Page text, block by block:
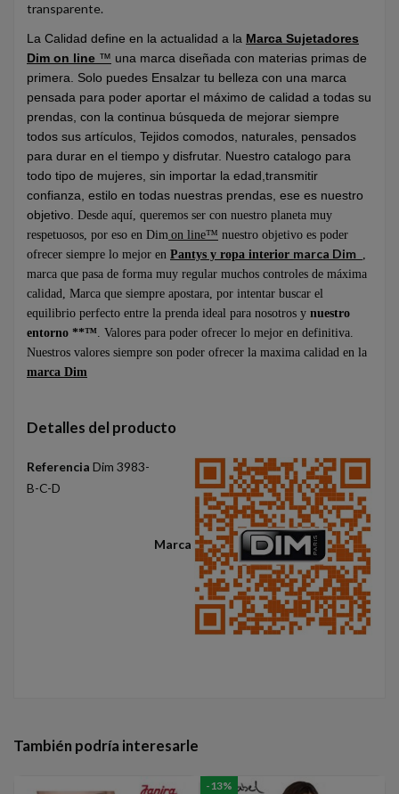
transparente.
La Calidad define en la actualidad a la Marca Sujetadores
Dim on line ™ una marca diseñada con materias primas de
primera. Solo puedes Ensalzar tu belleza con una marca
pensada para poder aportar el máximo de calidad a todas su
prendas, con la continua búsqueda de mejorar siempre
todos sus artículos, Tejidos comodos, naturales, pensados
para durar en el tiempo y disfrutar. Nuestro catalogo para
todo tipo de mujeres, sin importar la edad,transmitir
confianza, estilo en todas nuestras prendas, ese es nuestro
objetivo. Desde aquí, queremos ser con nuestro planeta muy
respetuosos, por eso en Dim on line™ nuestro objetivo es poder
ofrecer siempre lo mejor en Pantys y ropa interior marca Dim
marca que pasa de forma muy regular muchos controles de máxima
calidad, Marca que siempre apostara, por intentar buscar el
equilibrio perfecto entre la prenda ideal para nosotros y nuestro
entorno **™ . Valores para poder ofrecer lo mejor en definitiva.
Nuestros valores siempre son poder ofrecer la maxima calidad en la
marca Dim
Detalles del producto
Marca
Referencia Dim 3983-
B-C-D
También podría interesarle
-13%